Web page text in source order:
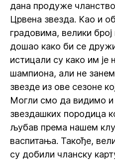
дана продуже
Црвена звезда. Као и
градовима, велики број
дошао како би се
истицали су како им је
шампиона, али не
звезде из ове сезоне
Могли смо да видимо и
звездашких породица
љубав према нашем
васпитања. Такође,
су добили чланску